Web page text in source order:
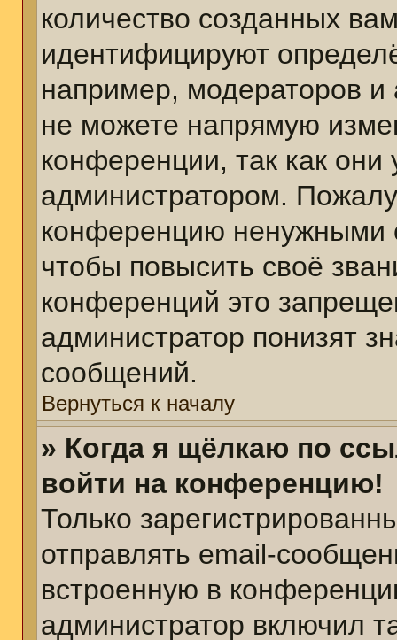
количество созданных
идентифицируют
например, модераторов
не можете напрямую
конференции, так как они
администратором.
конференцию ненужными
чтобы повысить своё
конференций это
администратор понизят
сообщений.
Вернуться к началу
» Когда я щёлкаю по
войти на конференцию!
Только
отправлять email-
встроенную в
администратор включил